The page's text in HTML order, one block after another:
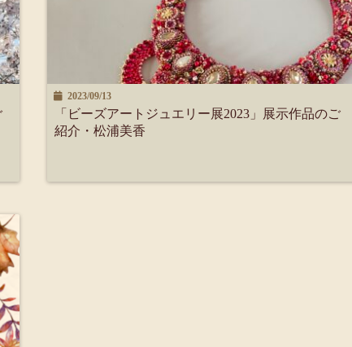
2023/09/13
「ビーズアートジュエリー展2023」展示作品のご
紹介・松浦美香